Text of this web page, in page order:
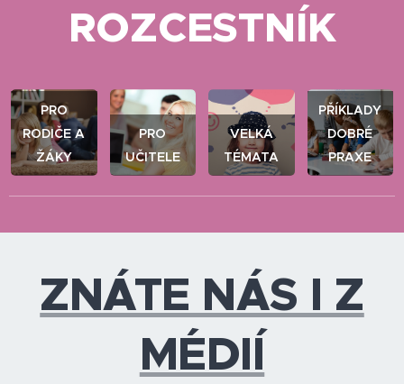
ROZCESTNÍK
PRO
RODIČE A
ŽÁKY
PRO
UČITELE
VELKÁ
TÉMATA
PŘÍKLADY
DOBRÉ
PRAXE
ZNÁTE NÁS I Z
MÉDIÍ